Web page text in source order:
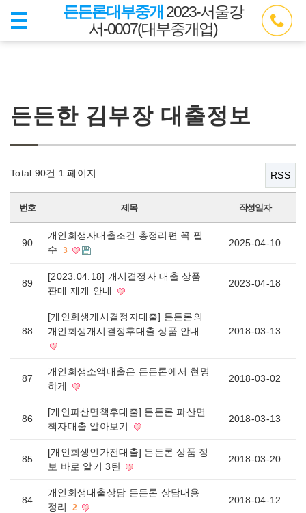
든든론대부중개 2023-서울강
서-0007(대부중개업)
든든한 김부장 대출정보
Total 90건 1 페이지 RSS
번호 제목 작성일자
90
개인회생자대출조건 총정리편 꼭 필
수
3
2025-04-10
89
[2023.04.18] 개시결정자 대출 상품
판매 재개 안내
2023-04-18
88
[개인회생개시결정자대출] 든든론의
개인회생개시결정후대출 상품 안내
2018-03-13
87
개인회생소액대출은 든든론에서 현명
하게
2018-03-02
86
[개인파산면책후대출] 든든론 파산면
책자대출 알아보기
2018-03-13
85
[개인회생인가전대출] 든든론 상품 정
보 바로 알기 3탄
2018-03-20
84
개인회생대출상담 든든론 상담내용
정리
2
2018-04-12